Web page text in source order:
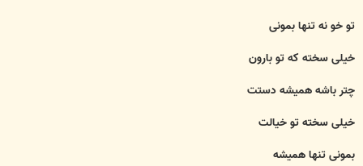
تو خو نه تنها بمونی
خیلی سخته که تو بارون
چتر باشه همیشه دستت
خیلی سخته تو خیالت
بمونی تنها همیشه